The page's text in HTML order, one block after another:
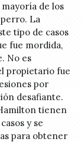
de los
La
tipo de casos
fue mordida,
No es
propietario fue
por
desafiante.
tienen
y se
para obtener